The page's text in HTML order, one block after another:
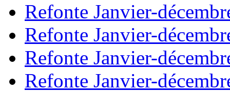
Refonte Janvier-
Refonte Janvier-
Refonte Janvier-
Refonte Janvier-